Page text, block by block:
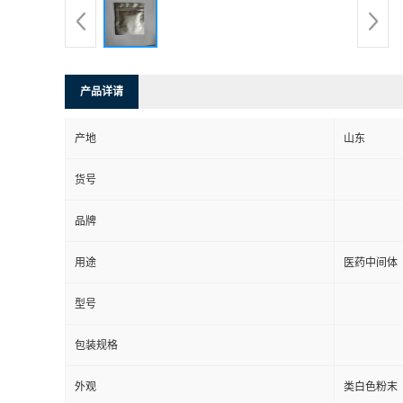
产品详请
产地 山东
货号
品牌
用途 医药中间体
型号
包装规格
外观 类白色粉末